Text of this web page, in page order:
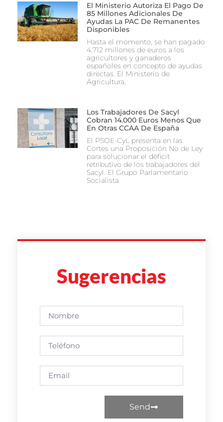
El Ministerio Autoriza El Pago De
85 Millones Adicionales De
Ayudas La PAC De Remanentes
Disponibles
Hasta el momento, se han pagado
4.712 millones de euros a los
agricultores y ganaderos
españoles en concepto de ayudas
directas. El Ministerio de
Agricultura,
Los Trabajadores De Sacyl
Cobran 14.000 Euros Menos Que
En Otras CCAA De España
El PSOE-CyL presenta en las
Cortes una Proposición No de Ley
para solucionar el déficit
retributivo de los trabajadores del
Sacyl. El Grupo Parlamentario
Socialista
Sugerencias
Send